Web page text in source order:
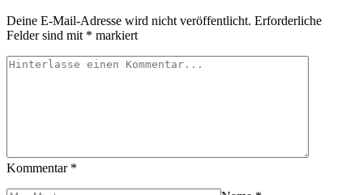
Deine E-Mail-Adresse wird nicht veröffentlicht. Erforderliche
Felder sind mit * markiert
Kommentar *